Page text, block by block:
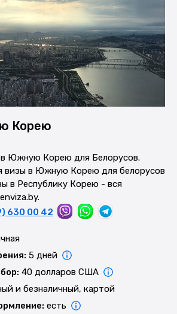
Корею
Южную Корею для Белорусов.
визы в Южную Корею для белорусов
в Республику Корею - вся
630 00 42
5 дней
40 долларов США
и безналичный, картой
есть